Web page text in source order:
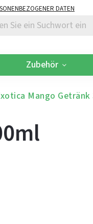
DATEN
Zubehör
Mango Getränk